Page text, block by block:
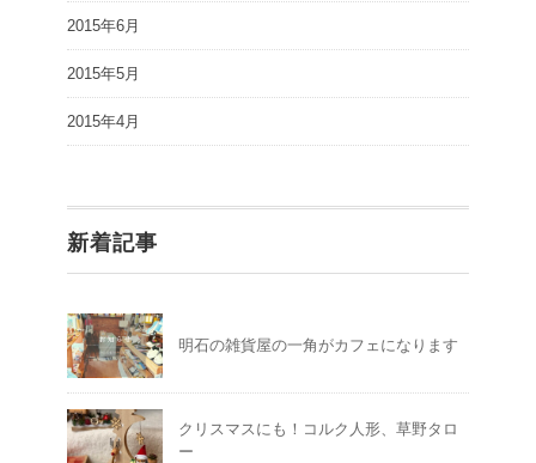
2015年6月
2015年5月
2015年4月
新着記事
明石の雑貨屋の一角がカフェになります
クリスマスにも！コルク人形、草野タロ
ー